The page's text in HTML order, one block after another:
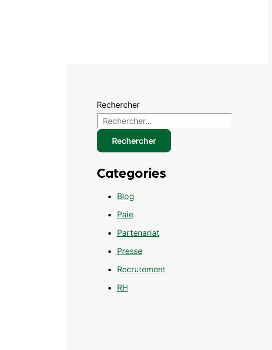
Rechercher
Rechercher
Categories
Blog
Paie
Partenariat
Presse
Recrutement
RH